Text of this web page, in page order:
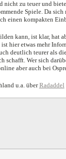
nicht zu teuer und
Spiele. Da
einen kompakten
kann, ist klar, hat
hier etwas mehr
deutlich teurer als
schafft. Wer sich
aber auch bei
u.a. überRadaddel